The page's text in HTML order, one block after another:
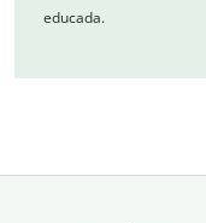
educada.